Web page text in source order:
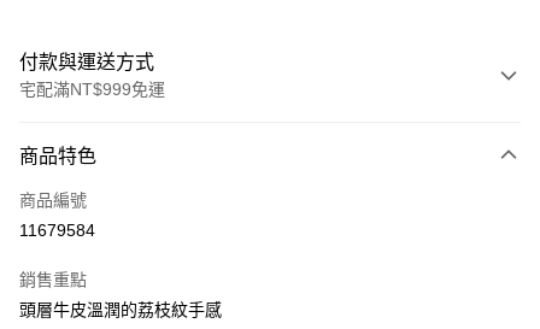
付款與運送方式
宅配滿NT$999免運
信用卡一次付款
LINE Pay
街口支付
商品特色
商品編號
11679584
銷售重點
頭層牛皮溫潤的荔枝紋手感